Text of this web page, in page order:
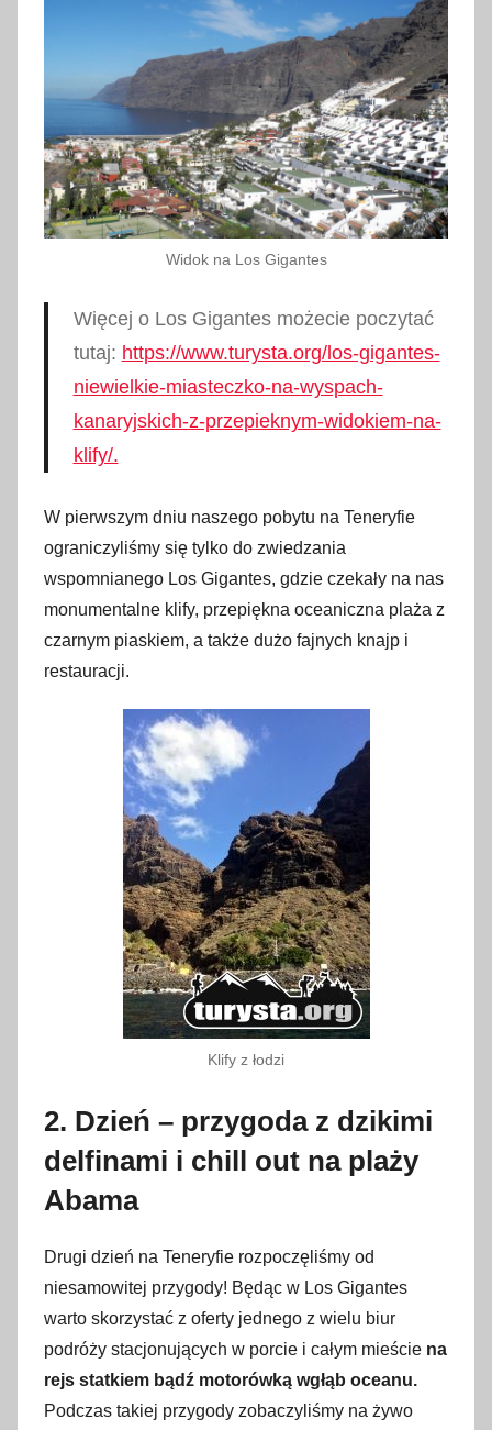
Widok na Los Gigantes
Więcej o Los Gigantes możecie poczytać
tutaj: https://www.turysta.org/los-gigantes-
niewielkie-miasteczko-na-wyspach-
kanaryjskich-z-przepieknym-widokiem-na-
klify/.
W pierwszym dniu naszego pobytu na Teneryfie
ograniczyliśmy się tylko do zwiedzania
wspomnianego Los Gigantes, gdzie czekały na nas
monumentalne klify, przepiękna oceaniczna plaża z
czarnym piaskiem, a także dużo fajnych knajp i
restauracji.
Klify z łodzi
2. Dzień – przygoda z dzikimi
delfinami i chill out na plaży
Abama
Drugi dzień na Teneryfie rozpoczęliśmy od
niesamowitej przygody! Będąc w Los Gigantes
warto skorzystać z oferty jednego z wielu biur
podróży stacjonujących w porcie i całym mieście na
rejs statkiem bądź motorówką wgłąb oceanu.
Podczas takiej przygody zobaczyliśmy na żywo